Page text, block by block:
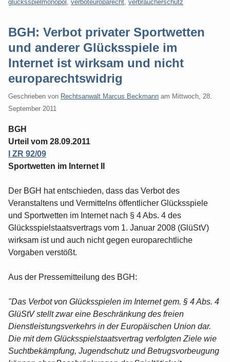
glücksspielmonopol verboteuroparecht verbraucherschutz
BGH: Verbot privater Sportwetten
und anderer Glücksspiele im
Internet ist wirksam und nicht
europarechtswidrig
Geschrieben von Rechtsanwalt Marcus Beckmann am Mittwoch, 28.
September 2011
BGH
Urteil vom 28.09.2011
I ZR 92/09
Sportwetten im Internet II
Der BGH hat entschieden, dass das Verbot des
Veranstaltens und Vermittelns öffentlicher Glücksspiele
und Sportwetten im Internet nach § 4 Abs. 4 des
Glücksspielstaatsvertrags vom 1. Januar 2008 (GlüStV)
wirksam ist und auch nicht gegen europarechtliche
Vorgaben verstößt.
Aus der Pressemitteilung des BGH:
"Das Verbot von Glücksspielen im Internet gem. § 4 Abs. 4
GlüStV stellt zwar eine Beschränkung des freien
Dienstleistungsverkehrs in der Europäischen Union dar.
Die mit dem Glücksspielstaatsvertrag verfolgten Ziele wie
Suchtbekämpfung, Jugendschutz und Betrugsvorbeugung